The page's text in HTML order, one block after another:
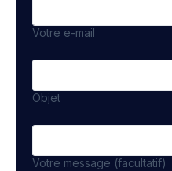
Votre e-mail
Objet
Votre message (facultatif)